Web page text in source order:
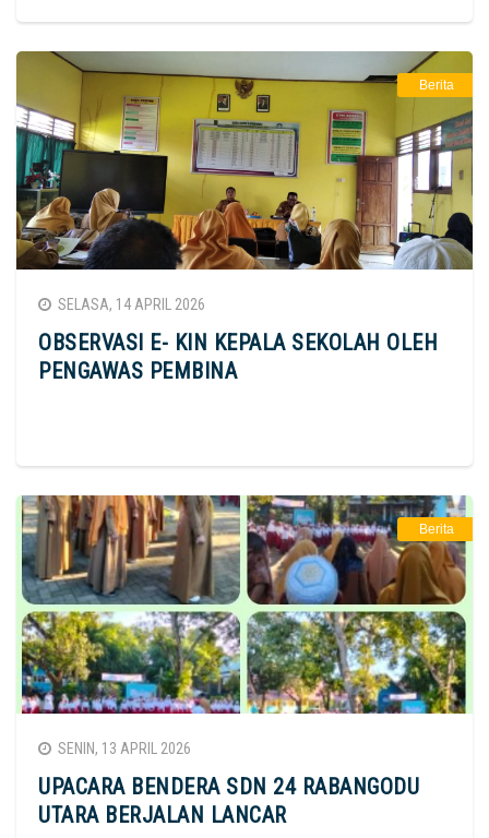
Berita
SELASA, 14 APRIL 2026
OBSERVASI E- KIN KEPALA SEKOLAH OLEH
PENGAWAS PEMBINA
Berita
SENIN, 13 APRIL 2026
UPACARA BENDERA SDN 24 RABANGODU
UTARA BERJALAN LANCAR